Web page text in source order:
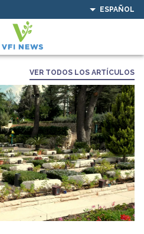
ESPAÑOL
VER TODOS LOS ARTÍCULOS